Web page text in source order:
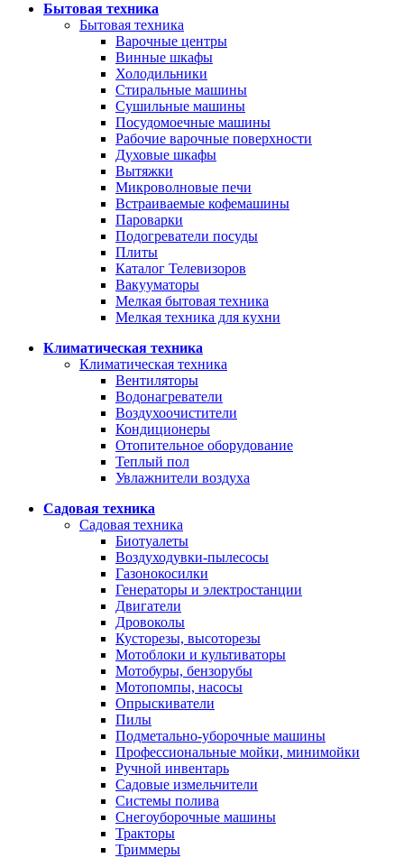
Бытовая техника
Бытовая техника
Варочные центры
Винные шкафы
Холодильники
Стиральные машины
Сушильные машины
Посудомоечные машины
Рабочие варочные поверхности
Духовые шкафы
Вытяжки
Микроволновые печи
Встраиваемые кофемашины
Пароварки
Подогреватели посуды
Плиты
Каталог Телевизоров
Вакууматоры
Мелкая бытовая техника
Мелкая техника для кухни
Климатическая техника
Климатическая техника
Вентиляторы
Водонагреватели
Воздухоочистители
Кондиционеры
Отопительное оборудование
Теплый пол
Увлажнители воздуха
Садовая техника
Садовая техника
Биотуалеты
Воздуходувки-пылесосы
Газонокосилки
Генераторы и электростанции
Двигатели
Дровоколы
Кусторезы, высоторезы
Мотоблоки и культиваторы
Мотобуры, бензорубы
Мотопомпы, насосы
Опрыскиватели
Пилы
Подметально-уборочные машины
Профессиональные мойки, минимойки
Ручной инвентарь
Садовые измельчители
Системы полива
Снегоуборочные машины
Тракторы
Триммеры